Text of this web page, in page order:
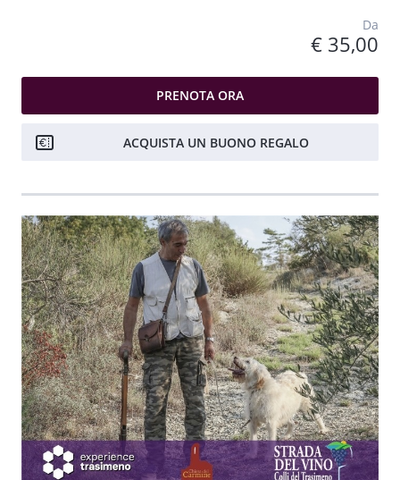
Da
€ 35,00
PRENOTA ORA
ACQUISTA UN BUONO REGALO